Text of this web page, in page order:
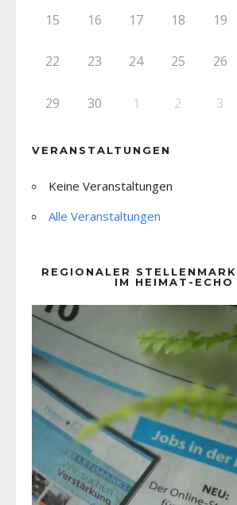
15 16 17 18 19
22 23 24 25 26
29 30 1 2 3
VERANSTALTUNGEN
Keine Veranstaltungen
Alle Veranstaltungen
REGIONALER
IM HEIMAT-ECHO
Player